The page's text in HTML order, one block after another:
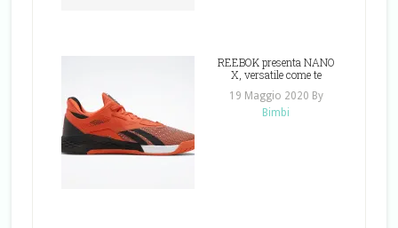
REEBOK presenta NANO
X, versatile come te
19 Maggio 2020 By
Bimbi